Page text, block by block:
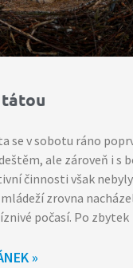
tátou
se v sobotu ráno
ale zároveň i s
činnosti však
zrovna
počasí. Po zbytek
»